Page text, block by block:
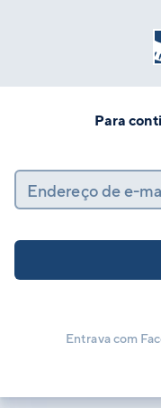
Para
Endereço de e-
Entrava com